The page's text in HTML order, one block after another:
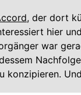
, der dort
hier
war
konzipieren.